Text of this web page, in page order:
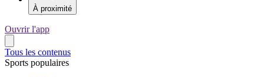
À proximité
Ouvrir l'app
Tous les contenus
Sports populaires